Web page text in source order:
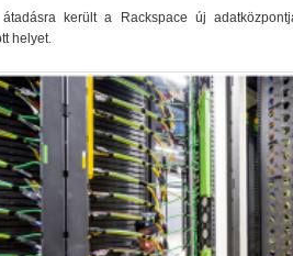
került a Rackspace új
helyet.